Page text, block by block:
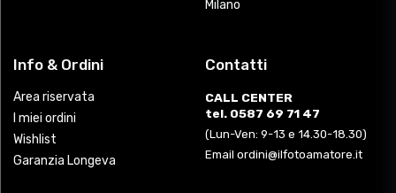
Milano
Info & Ordini
Area riservata
I miei ordini
Wishlist
Garanzia Longeva
Contatti
CALL CENTER
tel. 0587 69 71 47
(Lun-Ven: 9-13 e 14.30-18.30)
Email ordini@ilfotoamatore.it